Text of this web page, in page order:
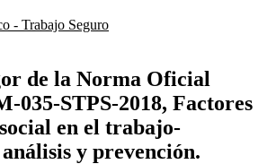
- Trabajo Seguro
de la Norma Oficial
035-STPS-2018, Factores
en el trabajo-
y prevención.